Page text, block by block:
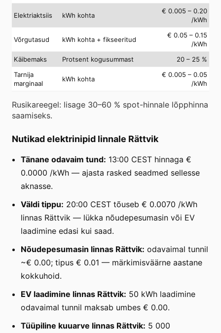
Elektriaktsiis kWh kohta
€ 0.005 – 0.20
/kWh
Võrgutasud kWh kohta + fikseeritud
€ 0.05 – 0.15
/kWh
Käibemaks
Protsent kogusummast
20 – 25 %
Tarnija
marginaal
kWh kohta
€ 0.005 – 0.05
/kWh
Rusikareegel: lisage 30–60 % spot-hinnale lõpphinna
saamiseks.
Nutikad elektrinipid linnale Rättvik
Tänane odavaim tund: 13:00 CEST hinnaga €
0.0000 /kWh — ajasta rasked seadmed sellesse
aknasse.
Väldi tippu: 20:00 CEST tõuseb € 0.0070 /kWh
linnas Rättvik — lükka nõudepesumasin või EV
laadimine edasi kui saad.
Nõudepesumasin linnas Rättvik: odavaimal tunnil
~€ 0.00; tipus € 0.01 — märkimisväärne aastane
kokkuhoid.
EV laadimine linnas Rättvik: 50 kWh laadimine
odavaimal tunnil maksab umbes € 0.00.
Tüüpiline kuuarve linnas Rättvik: 5 000